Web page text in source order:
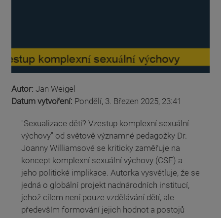
Autor: Jan Weigel
Datum vytvoření: Pondělí, 3. Březen 2025, 23:41
"Sexualizace dětí? Vzestup komplexní sexuální
výchovy" od světově významné pedagožky Dr.
Joanny Williamsové se kriticky zaměřuje na
koncept komplexní sexuální výchovy (CSE) a
jeho politické implikace. Autorka vysvětluje, že se
jedná o globální projekt nadnárodních institucí,
jehož cílem není pouze vzdělávání dětí, ale
především formování jejich hodnot a postojů